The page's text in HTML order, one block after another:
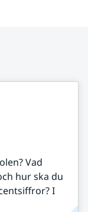
Vad
hur ska du
I